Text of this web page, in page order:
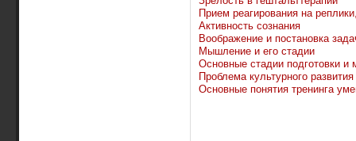
Прием реагирования на
Активность сознания
Воображение и постановка
Мышление и его стадии
Основные стадии подготовки и
Проблема культурного
Основные понятия тренинга